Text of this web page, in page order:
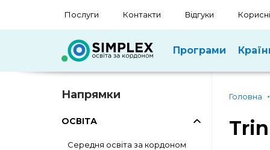
Послуги Контакти Відгуки
Програми
Напрямки
ОСВІТА
Середня освіта за кордоном
Головна